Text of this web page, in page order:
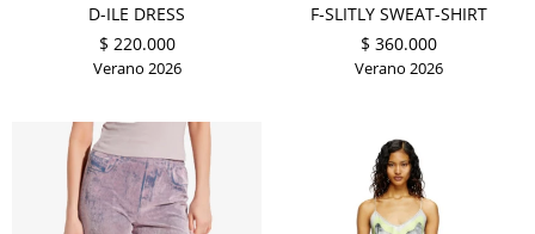
D-ILE DRESS
$ 220.000
Verano 2026
F-SLITLY SWEAT-SHIRT
$ 360.000
Verano 2026